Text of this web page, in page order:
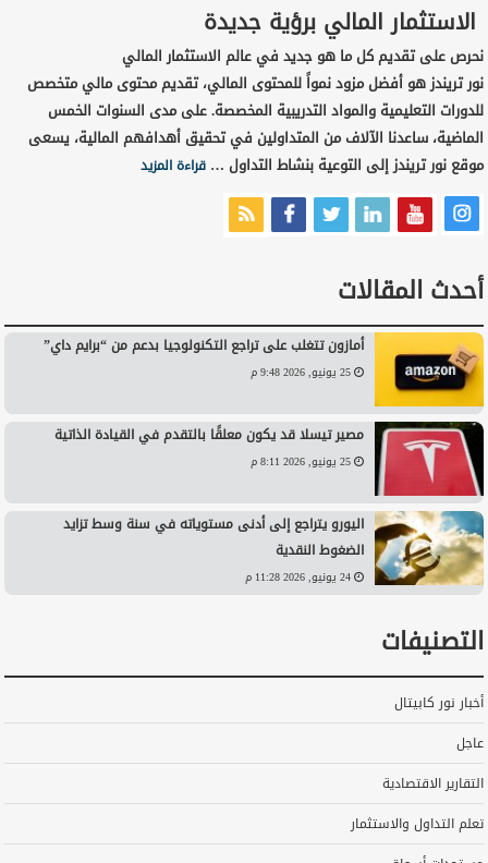
الاستثمار المالي برؤية جديدة
نحرص على تقديم كل ما هو جديد في عالم الاستثمار المالي
نور تريندز هو أفضل مزود نمواً للمحتوى المالي، تقديم محتوى مالي متخصص
للدورات التعليمية والمواد التدريبية المخصصة. على مدى السنوات الخمس
الماضية، ساعدنا الآلاف من المتداولين في تحقيق أهدافهم المالية، يسعى
موقع نور تريندز إلى التوعية بنشاط التداول …قراءة المزيد
أحدث المقالات
أمازون تتغلب على تراجع التكنولوجيا بدعم من “برايم داي”
25 يونيو, 2026 9:48 م
مصير تيسلا قد يكون معلقًا بالتقدم في القيادة الذاتية
25 يونيو, 2026 8:11 م
اليورو يتراجع إلى أدنى مستوياته في سنة وسط تزايد
الضغوط النقدية
24 يونيو, 2026 11:28 م
التصنيفات
أخبار نور كابيتال
عاجل
التقارير الاقتصادية
تعلم التداول والاستثمار